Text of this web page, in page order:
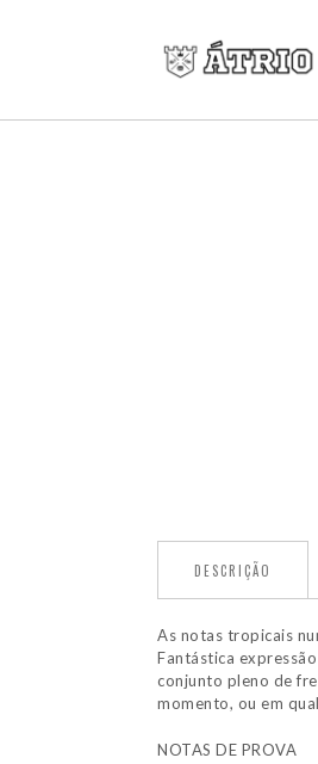
DESCRIÇÃO
As notas tropicais
Fantástica
conjunto pleno de
momento, ou em
NOTAS DE PROVA